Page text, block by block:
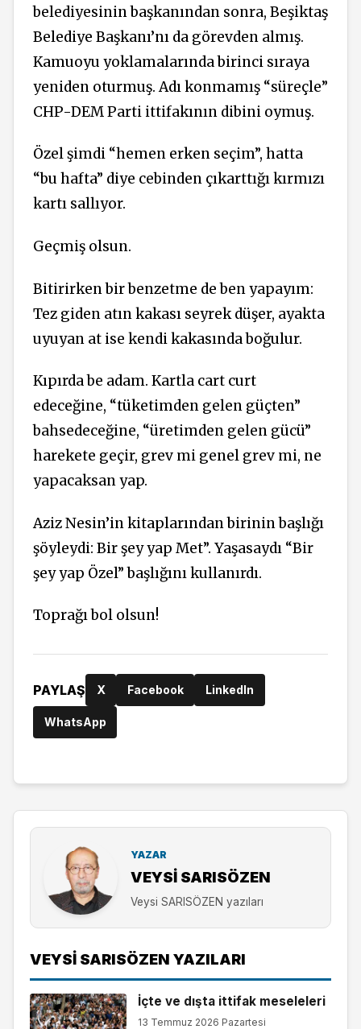
belediyesinin başkanından sonra, Beşiktaş
Belediye Başkanı’nı da görevden almış.
Kamuoyu yoklamalarında birinci sıraya
yeniden oturmuş. Adı konmamış “süreçle”
CHP-DEM Parti ittifakının dibini oymuş.
Özel şimdi “hemen erken seçim”, hatta
“bu hafta” diye cebinden çıkarttığı kırmızı
kartı sallıyor.
Geçmiş olsun.
Bitirirken bir benzetme de ben yapayım:
Tez giden atın kakası seyrek düşer, ayakta
uyuyan at ise kendi kakasında boğulur.
Kıpırda be adam. Kartla cart curt
edeceğine, “tüketimden gelen güçten”
bahsedeceğine, “üretimden gelen gücü”
harekete geçir, grev mi genel grev mi, ne
yapacaksan yap.
Aziz Nesin’in kitaplarından birinin başlığı
şöyleydi: Bir şey yap Met”. Yaşasaydı “Bir
şey yap Özel” başlığını kullanırdı.
Toprağı bol olsun!
PAYLAŞ X Facebook LinkedIn
WhatsApp
YAZAR
VEYSI SARISÖZEN
Veysi SARISÖZEN yazıları
VEYSI SARISÖZEN YAZILARI
İçte ve dışta ittifak meseleleri
13 Temmuz 2026 Pazartesi